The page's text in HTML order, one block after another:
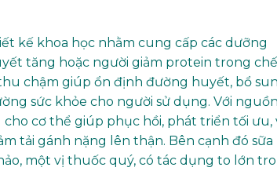
kế khoa học nhằm cung cấp các dưỡng
tăng hoặc người giảm protein trong chế
chậm giúp ổn định đường huyết, bổ
sức khỏe cho người sử dụng. Với nguồn
cơ thể giúp phục hồi, phát triển tối ưu,
tải gánh nặng lên thận. Bên cạnh đó sữa
một vị thuốc quý, có tác dụng to lớn